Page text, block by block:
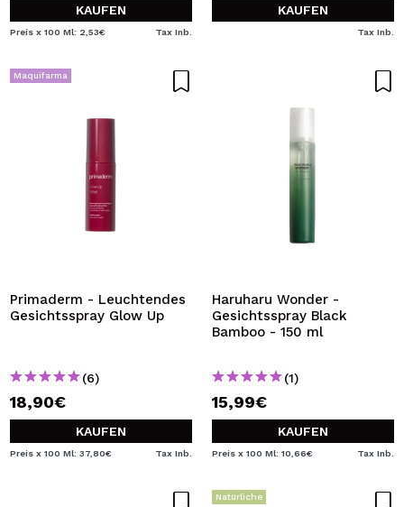
KAUFEN
Preis x 100 Ml: 2,53€ Tax Inb.
KAUFEN
Tax Inb.
Maquifarma
Primaderm - Leuchtendes
Gesichtsspray Glow Up
(6)
18,90€
KAUFEN
Preis x 100 Ml: 37,80€ Tax Inb.
Haruharu Wonder -
Gesichtsspray Black
Bamboo - 150 ml
(1)
15,99€
KAUFEN
Preis x 100 Ml: 10,66€ Tax Inb.
Natürliche